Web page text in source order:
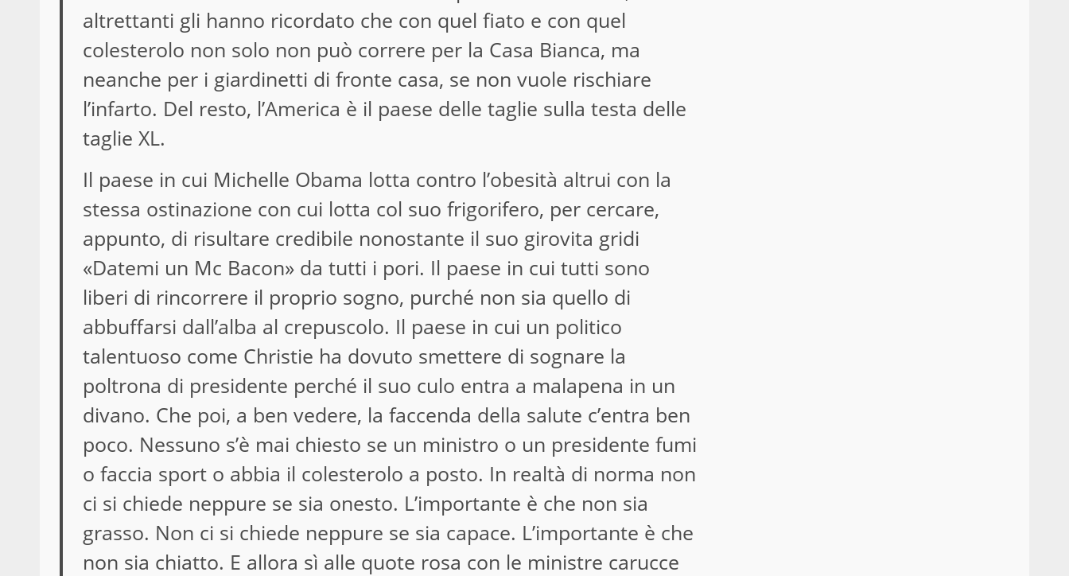
altrettanti gli hanno ricordato che con quel fiato e con quel
colesterolo non solo non può correre per la Casa Bianca, ma
neanche per i giardinetti di fronte casa, se non vuole rischiare
l’infarto. Del resto, l’America è il paese delle taglie sulla testa delle
taglie XL.
Il paese in cui Michelle Obama lotta contro l’obesità altrui con la
stessa ostinazione con cui lotta col suo frigorifero, per cercare,
appunto, di risultare credibile nonostante il suo girovita gridi
«Datemi un Mc Bacon» da tutti i pori. Il paese in cui tutti sono
liberi di rincorrere il proprio sogno, purché non sia quello di
abbuffarsi dall’alba al crepuscolo. Il paese in cui un politico
talentuoso come Christie ha dovuto smettere di sognare la
poltrona di presidente perché il suo culo entra a malapena in un
divano. Che poi, a ben vedere, la faccenda della salute c’entra ben
poco. Nessuno s’è mai chiesto se un ministro o un presidente fumi
o faccia sport o abbia il colesterolo a posto. In realtà di norma non
ci si chiede neppure se sia onesto. L’importante è che non sia
grasso. Non ci si chiede neppure se sia capace. L’importante è che
non sia chiatto. E allora sì alle quote rosa con le ministre carucce